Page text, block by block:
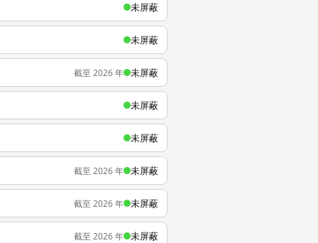
未屏蔽
未屏蔽
截至 2026 年 未屏蔽
未屏蔽
未屏蔽
截至 2026 年 未屏蔽
截至 2026 年 未屏蔽
截至 2026 年 未屏蔽